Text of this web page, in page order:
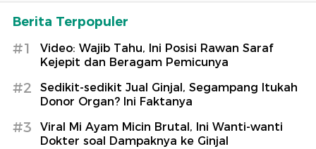
Berita Terpopuler
#1
Video: Wajib Tahu, Ini Posisi Rawan Saraf
Kejepit dan Beragam Pemicunya
#2
Sedikit-sedikit Jual Ginjal, Segampang Itukah
Donor Organ? Ini Faktanya
#3
Viral Mi Ayam Micin Brutal, Ini Wanti-wanti
Dokter soal Dampaknya ke Ginjal